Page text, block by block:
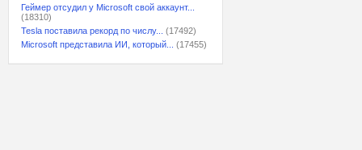
Геймер отсудил у Microsoft свой аккаунт...
(18310)
Tesla поставила рекорд по числу...
(17492)
Microsoft представила ИИ, который...
(17455)